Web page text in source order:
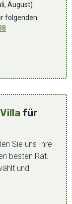
August)
folgenden
für
Sie uns Ihre
besten Rat.
und